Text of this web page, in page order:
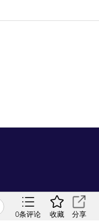
0条评论 收藏 分享